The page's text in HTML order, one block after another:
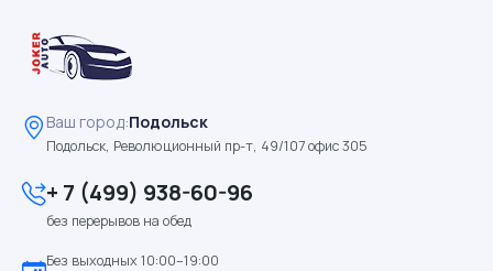
Ваш город:Подольск
Подольск, Революционный пр-т, 49/107 офис 305
+ 7 (499) 938-60-96
без перерывов на обед
Без выходных 10:00–19:00